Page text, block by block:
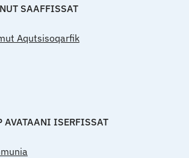
SAAFFISSAT
Aqutsisoqarfik
AVATAANI ISERFISSAT